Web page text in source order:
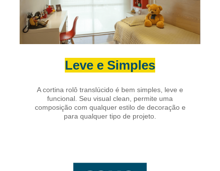
Leve e Simples
A cortina rolô translúcido é bem simples, leve e
funcional. Seu visual clean, permite uma
composição com qualquer estilo de decoração e
para qualquer tipo de projeto.